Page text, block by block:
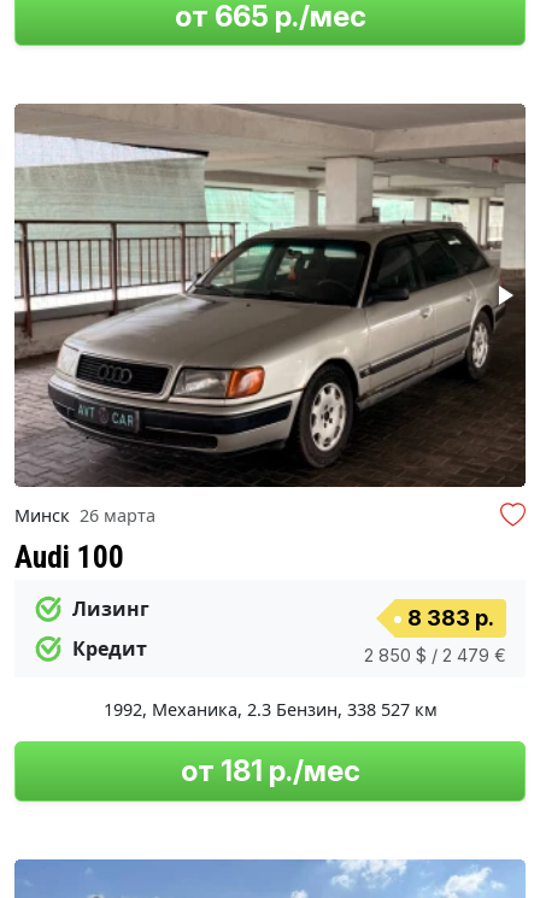
от 665 р./мес
Минск 26 марта
Audi 100
Лизинг
Кредит
8 383 р.
2 850 $ / 2 479 €
1992, Механика, 2.3 Бензин, 338 527 км
от 181 р./мес